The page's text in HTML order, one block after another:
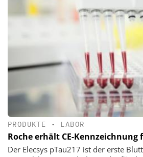
PRODUKTE • LABOR
Roche erhält CE-
Der Elecsys pTau217 ist der erste